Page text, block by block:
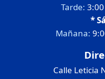
Tarde:
*
Mañana:
Calle Leticia